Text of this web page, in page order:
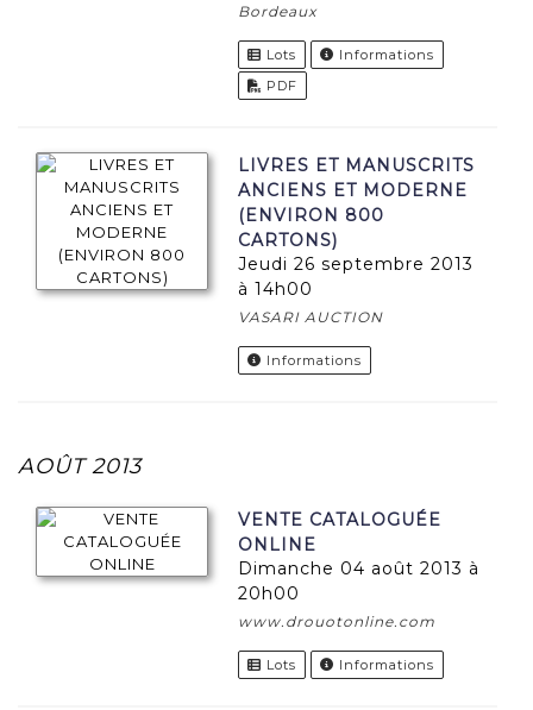
Bordeaux
Lots
Informations
PDF
LIVRES ET MANUSCRITS
ANCIENS ET MODERNE
(ENVIRON 800
CARTONS)
jeudi 26 septembre 2013
à 14h00
VASARI AUCTION
Informations
AOÛT 2013
VENTE CATALOGUÉE
ONLINE
dimanche 04 août 2013 à
20h00
www.drouotonline.com
Lots Informations